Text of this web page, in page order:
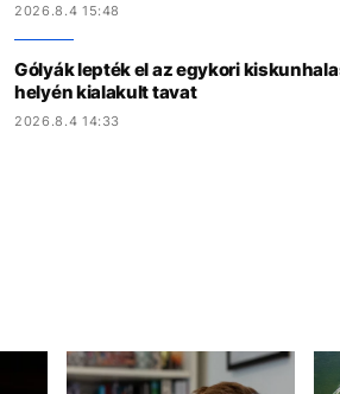
2026.8.4 15:48
Gólyák lepték el az egykori
helyén kialakult tavat
2026.8.4 14:33